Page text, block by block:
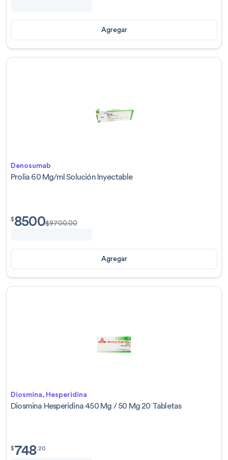
Agregar
Denosumab
Prolia 60 Mg/ml Solución Inyectable
$8500.00
$8500$9700.00
Agregar
Diosmina, Hesperidina
Diosmina Hesperidina 450 Mg / 50 Mg 20 Tabletas
$748.20
$748.20